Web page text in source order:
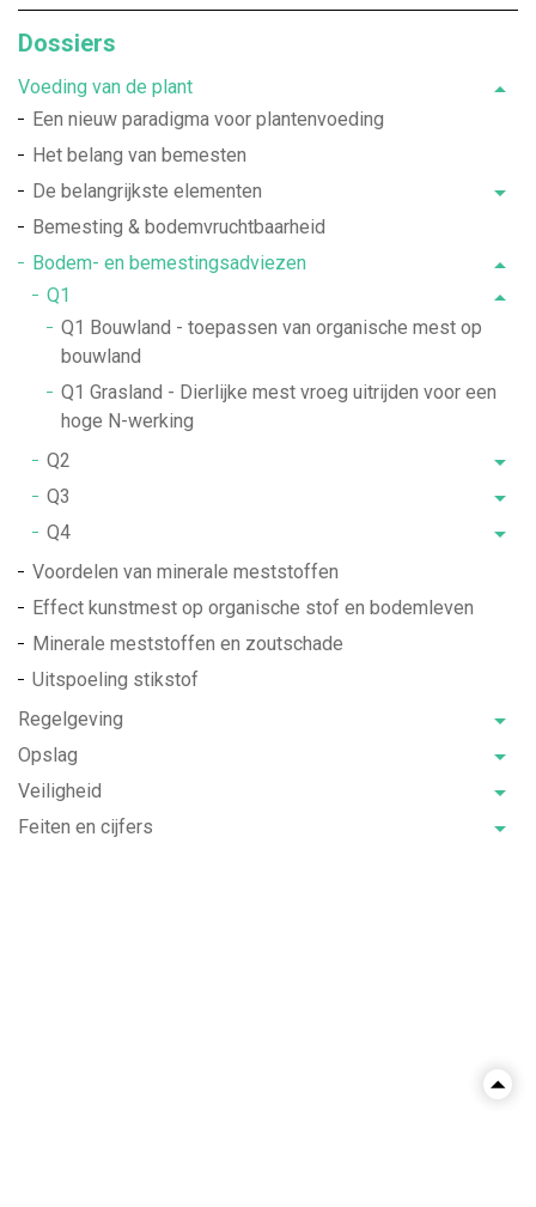
Dossiers
Voeding van de plant
Een nieuw paradigma voor plantenvoeding
Het belang van bemesten
De belangrijkste elementen
Bemesting & bodemvruchtbaarheid
Bodem- en bemestingsadviezen
Q1
Q1 Bouwland - toepassen van organische mest op
bouwland
Q1 Grasland - Dierlijke mest vroeg uitrijden voor een
hoge N-werking
Q2
Q3
Q4
Voordelen van minerale meststoffen
Effect kunstmest op organische stof en bodemleven
Minerale meststoffen en zoutschade
Uitspoeling stikstof
Regelgeving
Opslag
Veiligheid
Feiten en cijfers